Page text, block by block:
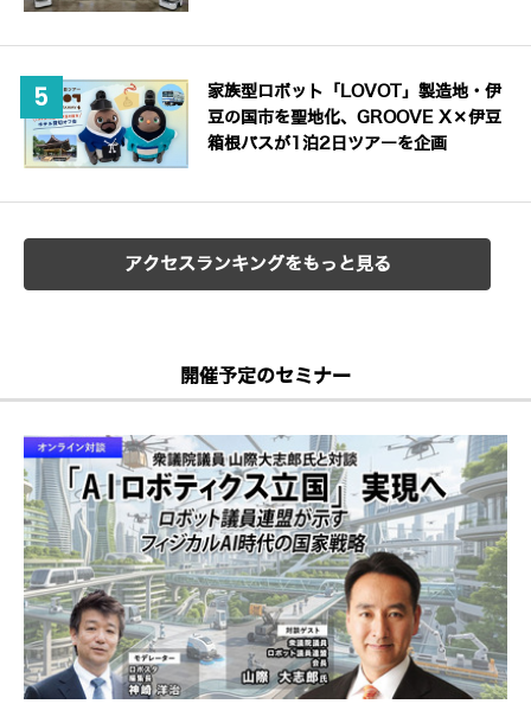
家族型ロボット「LOVOT」製造地・伊
豆の国市を聖地化、GROOVE X×伊豆
箱根バスが1泊2日ツアーを企画
アクセスランキングをもっと見る
開催予定のセミナー